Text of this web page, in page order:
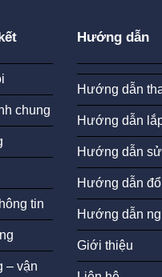
chung
tin
– vận
Hướng dẫn
Hướng dẫn
Hướng dẫn
Hướng dẫn
Hướng dẫn
Hướng dẫn
Giới thiệu